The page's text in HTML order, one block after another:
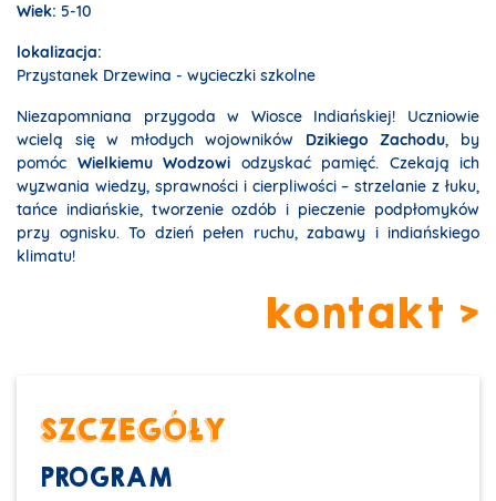
Wiek: 5-10
lokalizacja:
Przystanek Drzewina - wycieczki szkolne
Niezapomniana przygoda w Wiosce Indiańskiej! Uczniowie
wcielą się w młodych wojowników Dzikiego Zachodu, by
pomóc Wielkiemu Wodzowi odzyskać pamięć. Czekają ich
wyzwania wiedzy, sprawności i cierpliwości – strzelanie z łuku,
tańce indiańskie, tworzenie ozdób i pieczenie podpłomyków
przy ognisku. To dzień pełen ruchu, zabawy i indiańskiego
klimatu!
kontakt >
SZCZEGÓŁY
PROGRAM